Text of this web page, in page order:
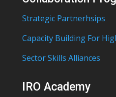
Strategic Partnerhsips
Capacity Building For
Sector Skills Alliances
IRO Academy